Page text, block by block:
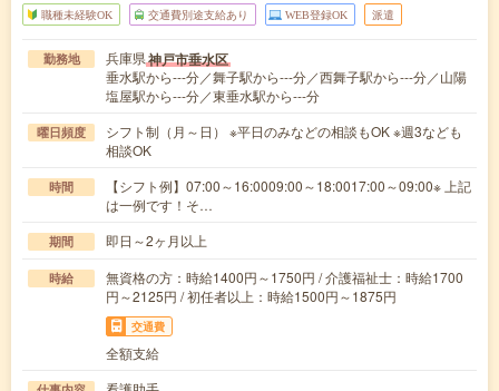
職種未経験OK 交通費別途支給あり WEB登録OK 派遣
勤務地 兵庫県神戸市垂水区
垂水駅から---分／舞子駅から---分／西舞子駅から---分／山陽
塩屋駅から---分／東垂水駅から---分
曜日頻度
シフト制（月～日） ※平日のみなどの相談もOK ※週3なども
相談OK
時間
【シフト例】07:00～16:0009:00～18:0017:00～09:00※ 上記
は一例です！そ…
期間 即日～2ヶ月以上
時給
無資格の方：時給1400円～1750円 / 介護福祉士：時給1700
円～2125円 / 初任者以上：時給1500円～1875円
交通費
全額支給